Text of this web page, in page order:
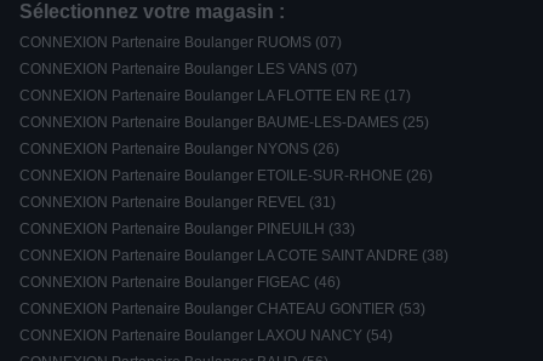
Sélectionnez votre magasin :
CONNEXION Partenaire Boulanger RUOMS (07)
CONNEXION Partenaire Boulanger LES VANS (07)
CONNEXION Partenaire Boulanger LA FLOTTE EN RE (17)
CONNEXION Partenaire Boulanger BAUME-LES-DAMES (25)
CONNEXION Partenaire Boulanger NYONS (26)
CONNEXION Partenaire Boulanger ETOILE-SUR-RHONE (26)
CONNEXION Partenaire Boulanger REVEL (31)
CONNEXION Partenaire Boulanger PINEUILH (33)
CONNEXION Partenaire Boulanger LA COTE SAINT ANDRE (38)
CONNEXION Partenaire Boulanger FIGEAC (46)
CONNEXION Partenaire Boulanger CHATEAU GONTIER (53)
CONNEXION Partenaire Boulanger LAXOU NANCY (54)